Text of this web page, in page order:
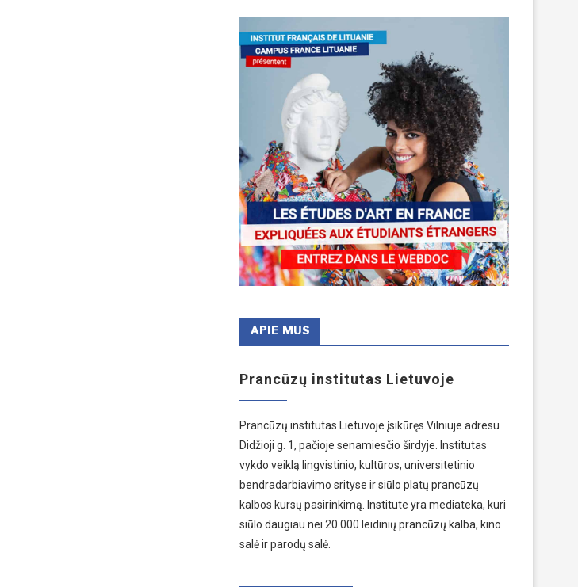
APIE MUS
Prancūzų institutas Lietuvoje
Prancūzų institutas Lietuvoje įsikūręs Vilniuje adresu
Didžioji g. 1, pačioje senamiesčio širdyje. Institutas
vykdo veiklą lingvistinio, kultūros, universitetinio
bendradarbiavimo srityse ir siūlo platų prancūzų
kalbos kursų pasirinkimą. Institute yra mediateka, kuri
siūlo daugiau nei 20 000 leidinių prancūzų kalba, kino
salė ir parodų salė.